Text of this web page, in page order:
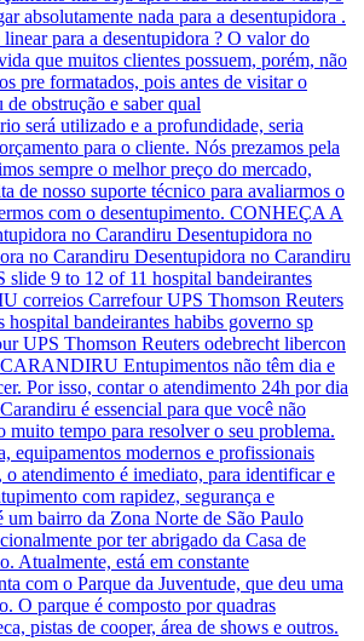
absolutamente nada para a desentupidora .
para a desentupidora ? O valor do
que muitos clientes possuem, porém, não
pre formatados, pois antes de visitar o
obstrução e saber qual
será utilizado e a profundidade, seria
para o cliente. Nós prezamos pela
sempre o melhor preço do mercado,
de nosso suporte técnico para avaliarmos o
com o desentupimento. CONHEÇA A
no Carandiru Desentupidora no
no Carandiru Desentupidora no Carandiru
9 to 12 of 11 hospital bandeirantes
correios Carrefour UPS Thomson Reuters
bandeirantes habibs governo sp
UPS Thomson Reuters odebrecht libercon
Entupimentos não têm dia e
Por isso, contar o atendimento 24h por dia
é essencial para que você não
muito tempo para resolver o seu problema.
equipamentos modernos e profissionais
o atendimento é imediato, para identificar e
com rapidez, segurança e
um bairro da Zona Norte de São Paulo
por ter abrigado da Casa de
Atualmente, está em constante
com o Parque da Juventude, que deu uma
O parque é composto por quadras
pistas de cooper, área de shows e outros.